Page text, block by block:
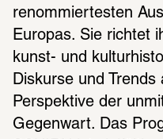
renommiertesten
Europas. Sie richtet
kunst- und
Diskurse und Trends
Perspektive der
Gegenwart. Das